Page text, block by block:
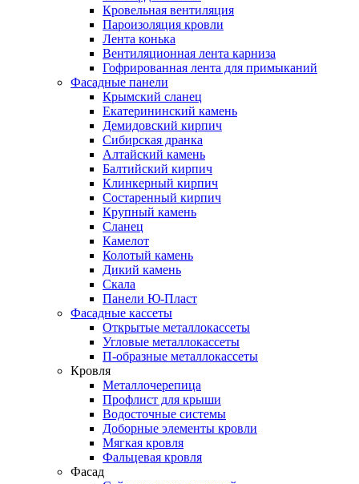
Кровельная вентиляция
Пароизоляция кровли
Лента конька
Вентиляционная лента карниза
Гофрированная лента для примыканий
Фасадные панели
Крымский сланец
Екатерининский камень
Демидовский кирпич
Сибирская дранка
Алтайский камень
Балтийский кирпич
Клинкерный кирпич
Состаренный кирпич
Крупный камень
Сланец
Камелот
Колотый камень
Дикий камень
Скала
Панели Ю-Пласт
Фасадные кассеты
Открытые металлокассеты
Угловые металлокассеты
П-образные металлокассеты
Кровля
Металлочерепица
Профлист для крыши
Водосточные системы
Доборные элементы кровли
Мягкая кровля
Фальцевая кровля
Фасад